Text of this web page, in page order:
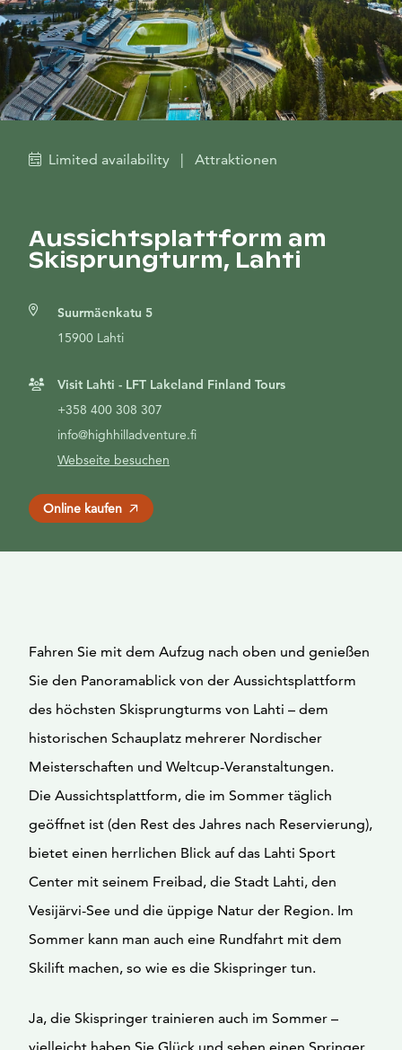
Limited availability | Attraktionen
Aussichtsplattform am
Skisprungturm, Lahti
Suurmäenkatu 5
15900 Lahti
Visit Lahti - LFT Lakeland Finland Tours
+358 400 308 307
info@highhilladventure.fi
Webseite besuchen
Online kaufen
Fahren Sie mit dem Aufzug nach oben und genießen
Sie den Panoramablick von der Aussichtsplattform
des höchsten Skisprungturms von Lahti – dem
historischen Schauplatz mehrerer Nordischer
Meisterschaften und Weltcup-Veranstaltungen.
Die Aussichtsplattform, die im Sommer täglich
geöffnet ist (den Rest des Jahres nach Reservierung),
bietet einen herrlichen Blick auf das Lahti Sport
Center mit seinem Freibad, die Stadt Lahti, den
Vesijärvi-See und die üppige Natur der Region. Im
Sommer kann man auch eine Rundfahrt mit dem
Skilift machen, so wie es die Skispringer tun.
Ja, die Skispringer trainieren auch im Sommer –